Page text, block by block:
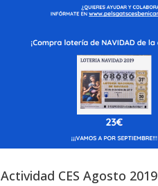
Actividad CES Agosto 2019